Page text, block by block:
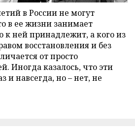
в России не могут
в ее жизни занимает
к ней принадлежит, а кого из
восстановления и без
от просто
Иногда казалось, что эти
и навсегда, но – нет, не